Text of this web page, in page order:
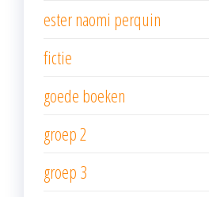
ester naomi perquin
fictie
goede boeken
groep 2
groep 3